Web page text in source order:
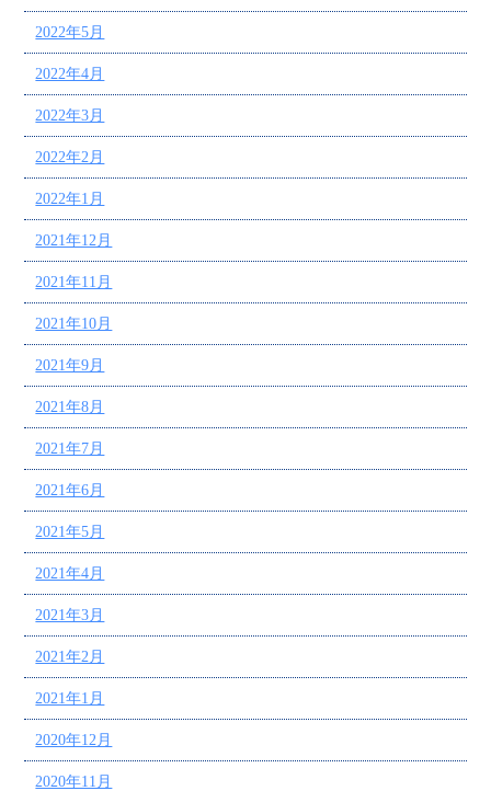
2022年5月
2022年4月
2022年3月
2022年2月
2022年1月
2021年12月
2021年11月
2021年10月
2021年9月
2021年8月
2021年7月
2021年6月
2021年5月
2021年4月
2021年3月
2021年2月
2021年1月
2020年12月
2020年11月